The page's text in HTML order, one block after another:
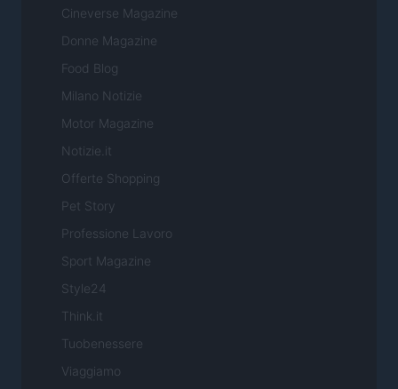
Cineverse Magazine
Donne Magazine
Food Blog
Milano Notizie
Motor Magazine
Notizie.it
Offerte Shopping
Pet Story
Professione Lavoro
Sport Magazine
Style24
Think.it
Tuobenessere
Viaggiamo